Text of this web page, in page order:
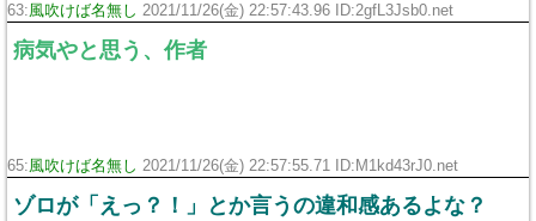
63:風吹けば名無し 2021/11/26(金) 22:57:43.96 ID:2gfL3Jsb0.net
病気やと思う、作者
65:風吹けば名無し 2021/11/26(金) 22:57:55.71 ID:M1kd43rJ0.net
ゾロが「えっ？！」とか言うの違和感あるよな？